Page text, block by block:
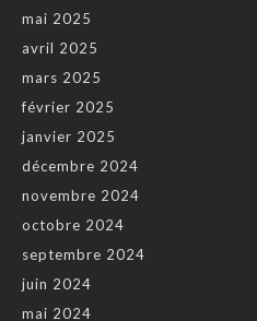
mai 2025
avril 2025
mars 2025
février 2025
janvier 2025
décembre 2024
novembre 2024
octobre 2024
septembre 2024
juin 2024
mai 2024